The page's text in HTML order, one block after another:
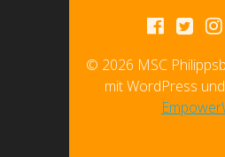
© 2026 MSC
mit WordPress